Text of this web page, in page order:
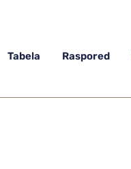
Tabela Raspored